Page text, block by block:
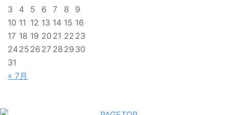
« 7月
3
4 5 6 7 8
9
10 11 12 13 14 15 16
17 18 19 20 21 22 23
2425 26 27 28 29 30
31